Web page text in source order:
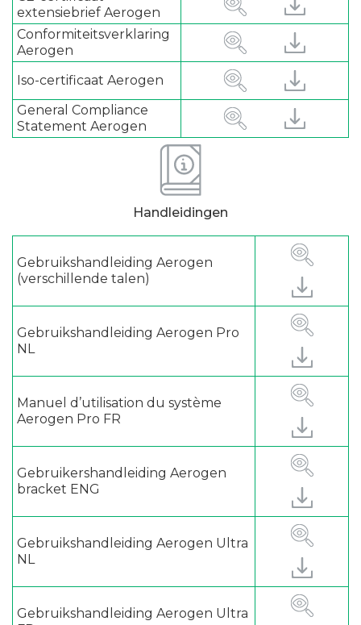
extensiebrief Aerogen
Conformiteitsverklaring
Aerogen
Iso-certificaat Aerogen
General Compliance
Statement Aerogen
Handleidingen
Gebruikshandleiding Aerogen
(verschillende talen)
Gebruikshandleiding Aerogen Pro
NL
Manuel d’utilisation du système
Aerogen Pro FR
Gebruikershandleiding Aerogen
bracket ENG
Gebruikshandleiding Aerogen Ultra
NL
Gebruikshandleiding Aerogen Ultra